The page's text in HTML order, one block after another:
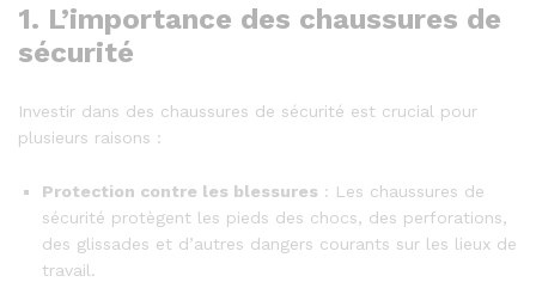
1. L’importance des chaussures de
sécurité
Investir dans des chaussures de sécurité est crucial pour
plusieurs raisons :
Protection contre les blessures : Les chaussures de
sécurité protègent les pieds des chocs, des perforations,
des glissades et d’autres dangers courants sur les lieux de
travail.